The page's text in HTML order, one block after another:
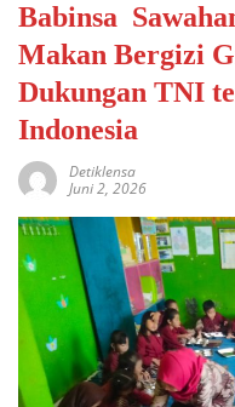
Babinsa
Makan Bergizi
Dukungan TNI
Indonesia
Detiklensa
Juni 2, 2026